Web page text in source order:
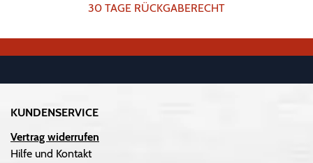
30 TAGE RÜCKGABERECHT
KUNDENSERVICE
Vertrag widerrufen
Hilfe und Kontakt